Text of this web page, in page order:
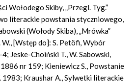
Wołodego Skiby, „Przegl. Tyg.”
literackie powstania styczniowego,
(Wołody Skiba), „Mrówka”
[Wstęp do]: S. Petöfi, Wybór
Jeske-Choiński T., W. Sabowski,
1886 nr 159; Kieniewicz S., Powstanie
1983; Kraushar A., Sylwetki literackie